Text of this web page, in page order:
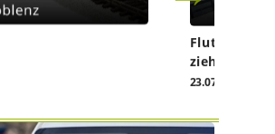
ziehen vor
23.07.2026